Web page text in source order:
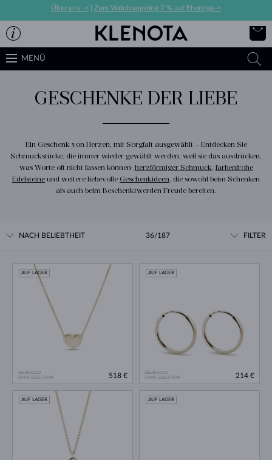
Über uns -> Zum Verlobungsring 7 % auf Eheringe->
MENÜ
GESCHENKE DER LIEBE
Ein Geschenk von Herzen, mit Sorgfalt ausgewählt – Entdecken Sie
Schmuckstücke, die immer wieder gewählt werden, weil sie das ausdrücken,
was Worte oft nicht fassen können: herzförmiger Schmuck, farbenfrohe
Edelsteine ​​und weitere liebevolle Geschenkideen, die sowohl beim Schenken
als auch beim Beschenktwerden Freude bereiten.
NACH BELIEBTHEIT 36/187 FILTER
GELBGOLD
OHNE EDELSTEIN
AUF LAGER
518 €
GELBGOLD
OHNE EDELSTEIN
AUF LAGER
214 €
AUF LAGER AUF LAGER